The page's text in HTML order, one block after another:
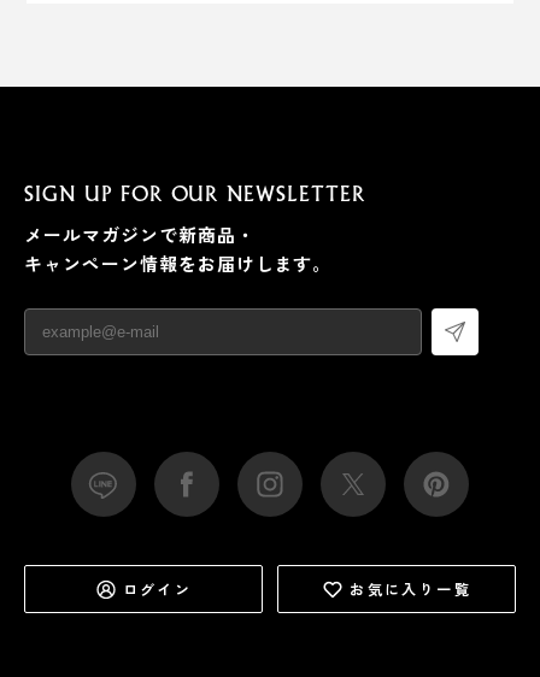
SIGN UP FOR OUR NEWSLETTER
メールマガジンで新商品・
キャンペーン情報をお届けします。
ログイン お気に入り一覧